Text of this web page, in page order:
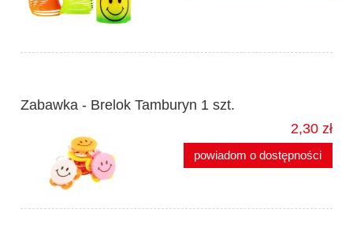
Zabawka - Brelok Tamburyn 1 szt.
2,30 zł
powiadom o dostępności